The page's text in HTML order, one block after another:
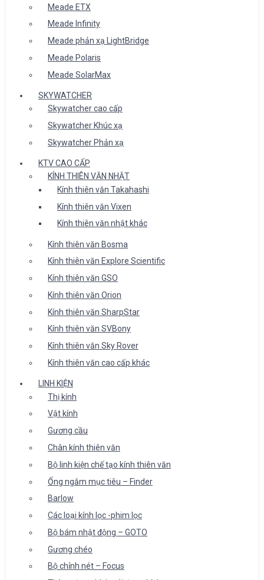
Meade ETX
Meade Infinity
Meade phản xạ LightBridge
Meade Polaris
Meade SolarMax
SKYWATCHER
Skywatcher cao cấp
Skywatcher Khúc xạ
Skywatcher Phản xạ
KTV CAO CẤP
KÍNH THIÊN VĂN NHẬT
Kính thiên văn Takahashi
Kính thiên văn Vixen
Kính thiên văn nhật khác
Kính thiên văn Bosma
Kính thiên văn Explore Scientific
Kính thiên văn GSO
Kính thiên văn Orion
Kính thiên văn SharpStar
Kính thiên văn SVBony
Kính thiên văn Sky Rover
Kính thiên văn cao cấp khác
LINH KIỆN
Thị kính
Vật kính
Gương cầu
Chân kính thiên văn
Bộ linh kiện chế tạo kính thiên văn
Ống ngắm mục tiêu – Finder
Barlow
Các loại kính lọc -phim lọc
Bộ bám nhật động – GOTO
Gương chéo
Bộ chỉnh nét – Focus